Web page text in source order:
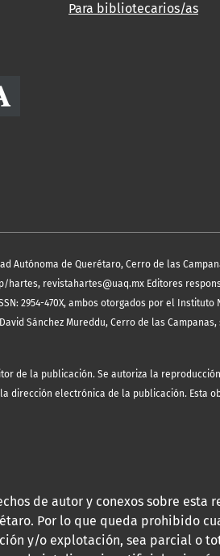
Para bibliotecarios/as
Autónoma de Querétaro, Cerro de las
hartes, revistahartes@uaq.mx Editores
2954-470X, ambos otorgados por el
Sánchez Mureddu, Cerro de las Campanas,
de la publicación. Se autoriza la
dirección electrónica de la publicación. Esta
de autor y conexos sobre esta
Por lo que queda prohibido
y/o explotación, sea parcial o